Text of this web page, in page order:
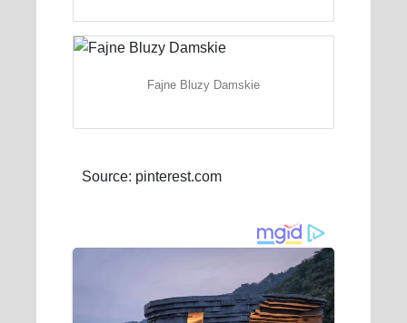
Fajne Bluzy Damskie
Source: pinterest.com